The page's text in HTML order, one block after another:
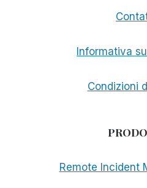
Informativa
Condizioni
Remote Incident